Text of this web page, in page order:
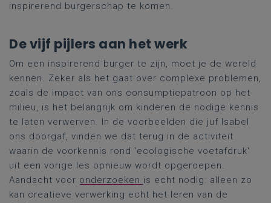
inspirerend burgerschap te komen.
De vijf pijlers aan het werk
Om een inspirerend burger te zijn, moet je de wereld
kennen. Zeker als het gaat over complexe problemen,
zoals de impact van ons consumptiepatroon op het
milieu, is het belangrijk om kinderen de nodige kennis
te laten verwerven. In de voorbeelden die juf Isabel
ons doorgaf, vinden we dat terug in de activiteit
waarin de voorkennis rond 'ecologische voetafdruk'
uit een vorige les opnieuw wordt opgeroepen.
Aandacht voor onderzoeken is echt nodig: alleen zo
kan creatieve verwerking echt het leren van de